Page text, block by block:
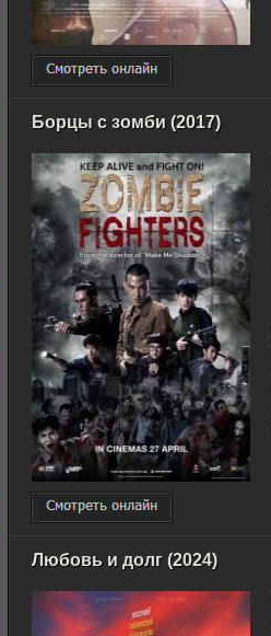
Борцы с зомби (2017)
Любовь и долг (2024)